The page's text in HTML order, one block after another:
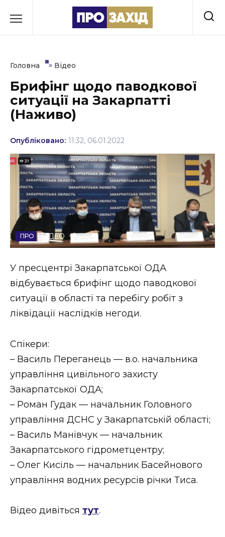
до
Культура
Освіта
Події
Політика
Соціум
Спорт
Стиль життя
Втрачений Ужгород (відеоверсія)
НОВИНИ ЗАХІДНОЇ УКРАЇНИ
ФОТО
ВІДЕО
Головна » Відео
Брифінг щодо паводкової
ситуації на Закарпатті
(Наживо)
Опубліковано: 11:32, 06.01.2022
ВІДЕО
У пресцентрі Закарпатської ОДА
відбувається брифінг щодо паводкової
ситуації в області та перебігу робіт з
ліквідації наслідків негоди.
Спікери:
– Василь Переганець — в.о. начальника
управління цивільного захисту
Закарпатської ОДА;
– Роман Гудак — начальник Головного
управління ДСНС у Закарпатській області;
– Василь Манівчук — начальник
Закарпатського гідрометцентру;
– Олег Кисіль — начальник Басейнового
управління водних ресурсів річки Тиса.
Відео дивіться тут.